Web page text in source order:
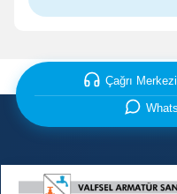
Çağrı Merkezi